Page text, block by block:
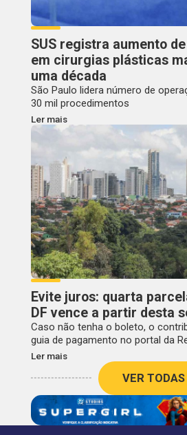
SUS registra aumento
em cirurgias plásticas
uma década
São Paulo lidera número de
30 mil procedimentos
Ler mais
Evite juros: quarta
DF vence a partir desta
Caso não tenha o boleto, o
guia de pagamento no portal da
Ler mais
VER TODAS